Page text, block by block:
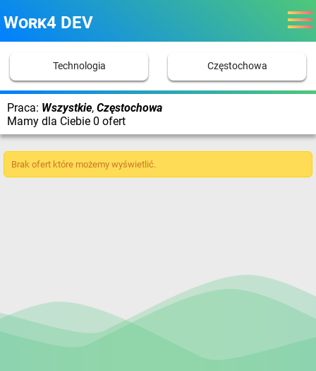
Work4 DEV
Technologia Częstochowa
Praca: Wszystkie, Częstochowa
Mamy dla Ciebie 0 ofert
Brak ofert które możemy wyświetlić.